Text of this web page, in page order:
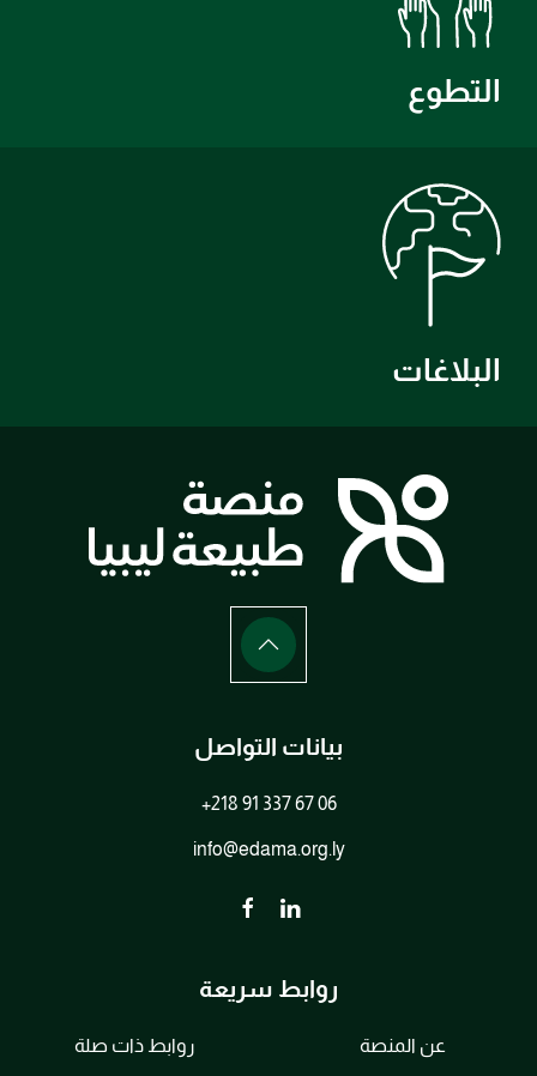
التطوع
البلاغات
بيانات التواصل
+218 91 337 67 06
info@edama.org.ly
روابط سريعة
عن المنصة روابط ذات صلة